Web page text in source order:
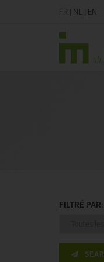
| NL | EN
FILTRÉ PAR: